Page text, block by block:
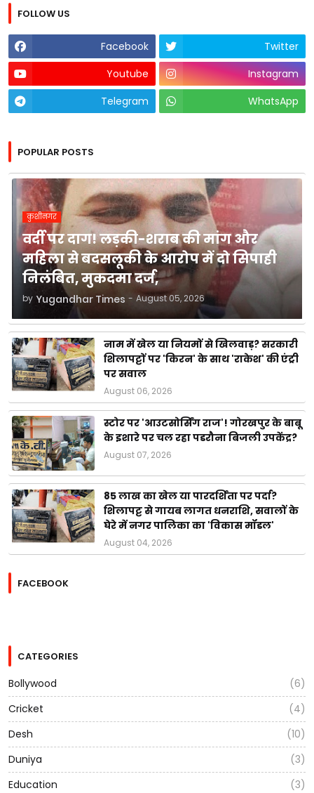
FOLLOW US
Facebook
Twitter
Youtube
Instagram
Telegram
WhatsApp
POPULAR POSTS
कुशीनगर
वर्दी पर दाग! लड़की-शराब की मांग और
महिला से बदसलूकी के आरोप में दो सिपाही
निलंबित, मुकदमा दर्ज,
by Yugandhar Times - August 05, 2026
नाम में खेल या नियमों से खिलवाड़? सरकारी
शिलापट्टों पर 'किरन' के साथ 'राकेश' की एंट्री
पर सवाल
August 06, 2026
स्टोर पर 'आउटसोर्सिंग राज'! गोरखपुर के बाबू
के इशारे पर चल रहा पडरौना बिजली उपकेंद्र?
August 07, 2026
85 लाख का खेल या पारदर्शिता पर पर्दा?
शिलापट्ट से गायब लागत धनराशि, सवालों के
घेरे में नगर पालिका का 'विकास मॉडल'
August 04, 2026
FACEBOOK
CATEGORIES
Bollywood
(6)
Cricket
(4)
Desh
(10)
Duniya
(3)
Education
(3)